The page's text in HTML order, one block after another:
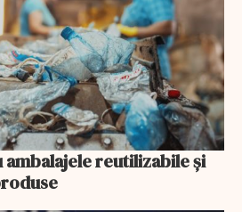
ambalajele reutilizabile și